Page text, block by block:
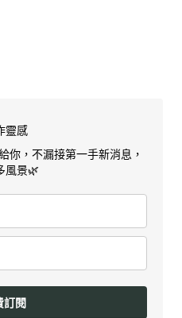
靈感
你，不漏接第一手新消息，
風景🌿
訂閱